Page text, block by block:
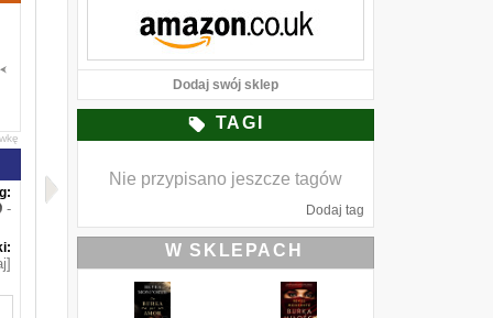
-
Dodaj swój sklep
TAGI
Nie przypisano jeszcze tagów
Dodaj tag
W SKLEPACH